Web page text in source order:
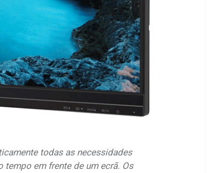
todas as necessidades
em frente de um ecrã. Os